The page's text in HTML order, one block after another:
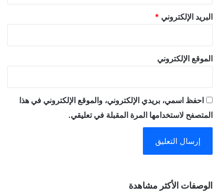
البريد الإلكتروني *
الموقع الإلكتروني
احفظ اسمي، بريدي الإلكتروني، والموقع الإلكتروني في هذا
المتصفح لاستخدامها المرة المقبلة في تعليقي.
lالوصفات الأكثر مشاهدة